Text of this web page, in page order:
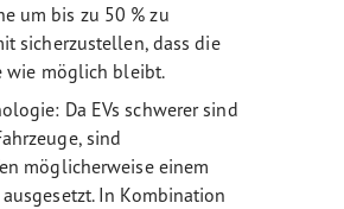
um bis zu 50 % zu
sicherzustellen, dass die
wie möglich bleibt.
Da EVs schwerer sind
sind
möglicherweise einem
In Kombination